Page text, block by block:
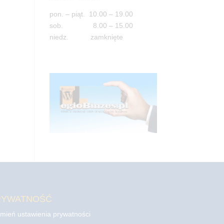
pon. – piąt. 10.00 – 19.00
sob. 8.00 – 15.00
niedz. zamknięte
ustawienia prywatności